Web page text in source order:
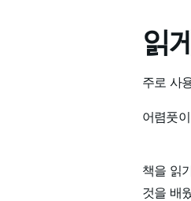
읽
주로 사
어렴풋
책을 읽
것을 배